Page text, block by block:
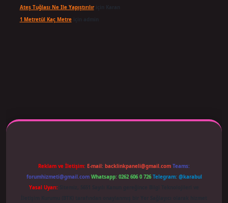
Ateş Tuğlası Ne Ile Yapıştırılıriçin
1 Metretül Kaç Metreiçin
Reklam ve İletişim: E-mail: backlinkpaneli@gmail.com Teams:
forumhizmeti@gmail.com Whatsapp: 0262 606 0 726 Telegram: @karabul
Yasal Uyarı: